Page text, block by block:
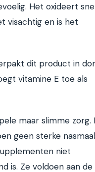
Het oxideert
visachtig en is het
dit product in
vitamine E toe als
maar slimme zorg.
geen sterke
niet
is. Ze voldoen aan de